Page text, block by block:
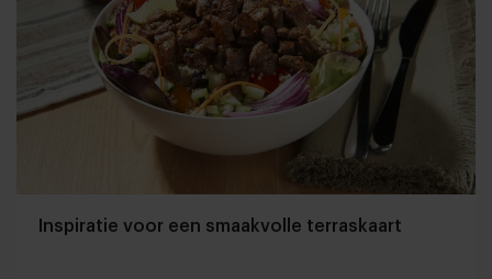
Inspiratie voor een smaakvolle terraskaart